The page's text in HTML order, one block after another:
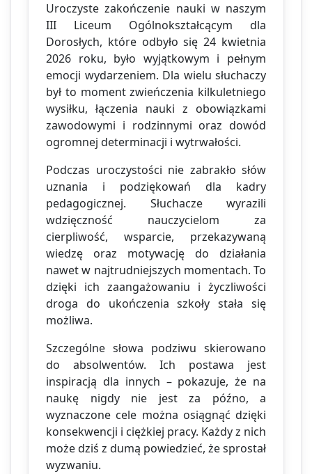
Uroczyste zakończenie nauki w naszym
III Liceum Ogólnokształcącym dla
Dorosłych, które odbyło się 24 kwietnia
2026 roku, było wyjątkowym i pełnym
emocji wydarzeniem. Dla wielu słuchaczy
był to moment zwieńczenia kilkuletniego
wysiłku, łączenia nauki z obowiązkami
zawodowymi i rodzinnymi oraz dowód
ogromnej determinacji i wytrwałości.
Podczas uroczystości nie zabrakło słów
uznania i podziękowań dla kadry
pedagogicznej. Słuchacze wyrazili
wdzięczność nauczycielom za
cierpliwość, wsparcie, przekazywaną
wiedzę oraz motywację do działania
nawet w najtrudniejszych momentach. To
dzięki ich zaangażowaniu i życzliwości
droga do ukończenia szkoły stała się
możliwa.
Szczególne słowa podziwu skierowano
do absolwentów. Ich postawa jest
inspiracją dla innych – pokazuje, że na
naukę nigdy nie jest za późno, a
wyznaczone cele można osiągnąć dzięki
konsekwencji i ciężkiej pracy. Każdy z nich
może dziś z dumą powiedzieć, że sprostał
wyzwaniu.